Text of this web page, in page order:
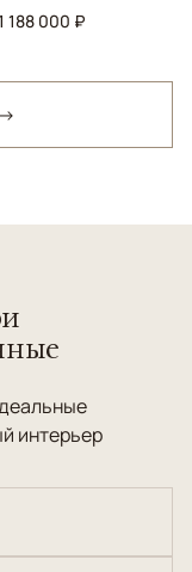
188 000 ₽
интерьер